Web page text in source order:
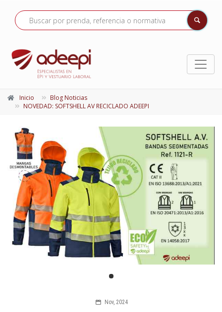
Inicio
Blog Noticias
NOVEDAD: SOFTSHELL AV RECICLADO ADEEPI
Nov, 2024